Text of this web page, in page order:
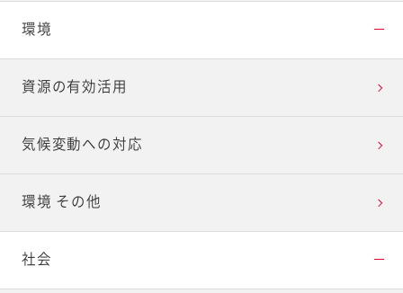
環境
資源の有効活用
気候変動への対応
環境 その他
社会